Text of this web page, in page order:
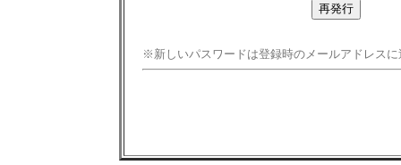
※新しいパスワードは登録時のメールアドレスに